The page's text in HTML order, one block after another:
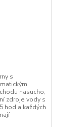
s
nasucho,
zdroje vody s
hod a každých